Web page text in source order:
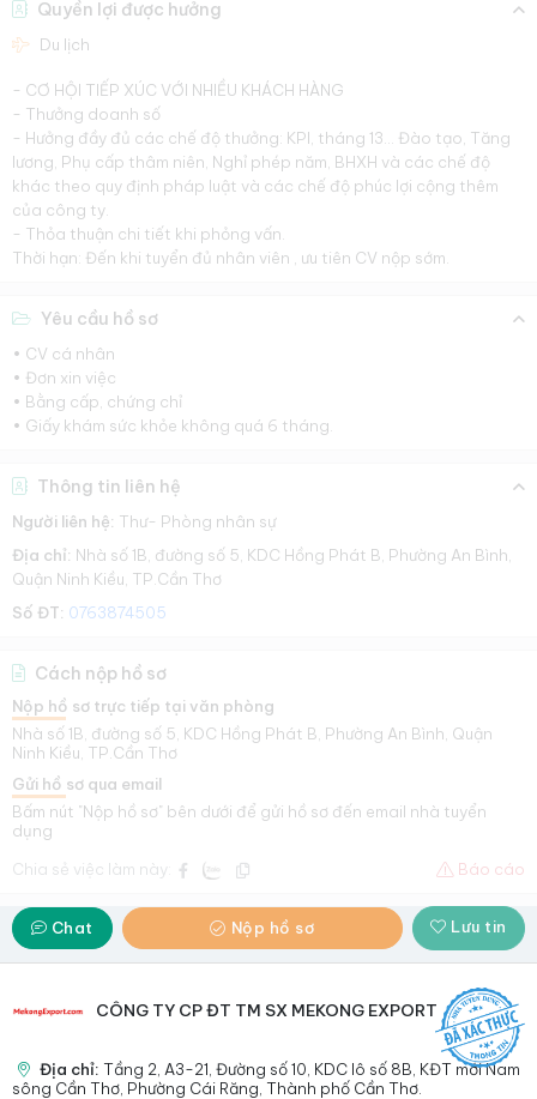
Quyền lợi được hưởng
Du lịch
- CƠ HỘI TIẾP XÚC VỚI NHIỀU KHÁCH HÀNG
- Thưởng doanh số
- Hưởng đầy đủ các chế độ thưởng: KPI, tháng 13... Đào tạo, Tăng
lương, Phụ cấp thâm niên, Nghỉ phép năm, BHXH và các chế độ
khác theo quy định pháp luật và các chế độ phúc lợi cộng thêm
của công ty.
- Thỏa thuận chi tiết khi phỏng vấn.
Thời hạn: Đến khi tuyển đủ nhân viên , ưu tiên CV nộp sớm.
Yêu cầu hồ sơ
• CV cá nhân
• Đơn xin việc
• Bằng cấp, chứng chỉ
• Giấy khám sức khỏe không quá 6 tháng.
Thông tin liên hệ
Người liên hệ: Thư- Phòng nhân sự
Địa chỉ: Nhà số 1B, đường số 5, KDC Hồng Phát B, Phường An Bình,
Quận Ninh Kiều, TP.Cần Thơ
Số ĐT: 0763874505
Cách nộp hồ sơ
Nộp hồ sơ trực tiếp tại văn phòng
Nhà số 1B, đường số 5, KDC Hồng Phát B, Phường An Bình, Quận
Ninh Kiều, TP.Cần Thơ
Gửi hồ sơ qua email
Bấm nút "Nộp hồ sơ" bên dưới để gửi hồ sơ đến email nhà tuyển
dụng
Chia sẻ việc làm này:
Báo cáo
Chat Nộp hồ sơ Lưu tin
CÔNG TY CP ĐT TM SX MEKONG EXPORT
Địa chỉ: Tầng 2, A3-21, Đường số 10, KDC lô số 8B, KĐT mới Nam
sông Cần Thơ, Phường Cái Răng, Thành phố Cần Thơ.